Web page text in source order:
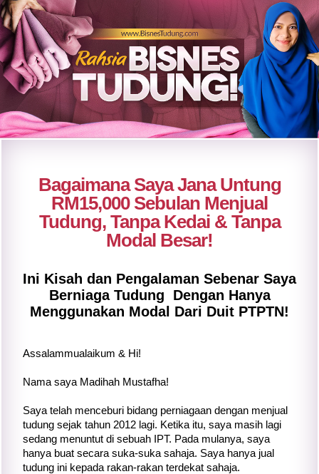
Bagaimana Saya Jana Untung
RM15,000 Sebulan Menjual
Tudung, Tanpa Kedai & Tanpa
Modal Besar!
Ini Kisah dan Pengalaman Sebenar Saya
Berniaga Tudung Dengan Hanya
Menggunakan Modal Dari Duit PTPTN!
Assalammualaikum & Hi!
Nama saya Madihah Mustafha!
Saya telah menceburi bidang perniagaan dengan menjual
tudung sejak tahun 2012 lagi. Ketika itu, saya masih lagi
sedang menuntut di sebuah IPT. Pada mulanya, saya
hanya buat secara suka-suka sahaja. Saya hanya jual
tudung ini kepada rakan-rakan terdekat sahaja.